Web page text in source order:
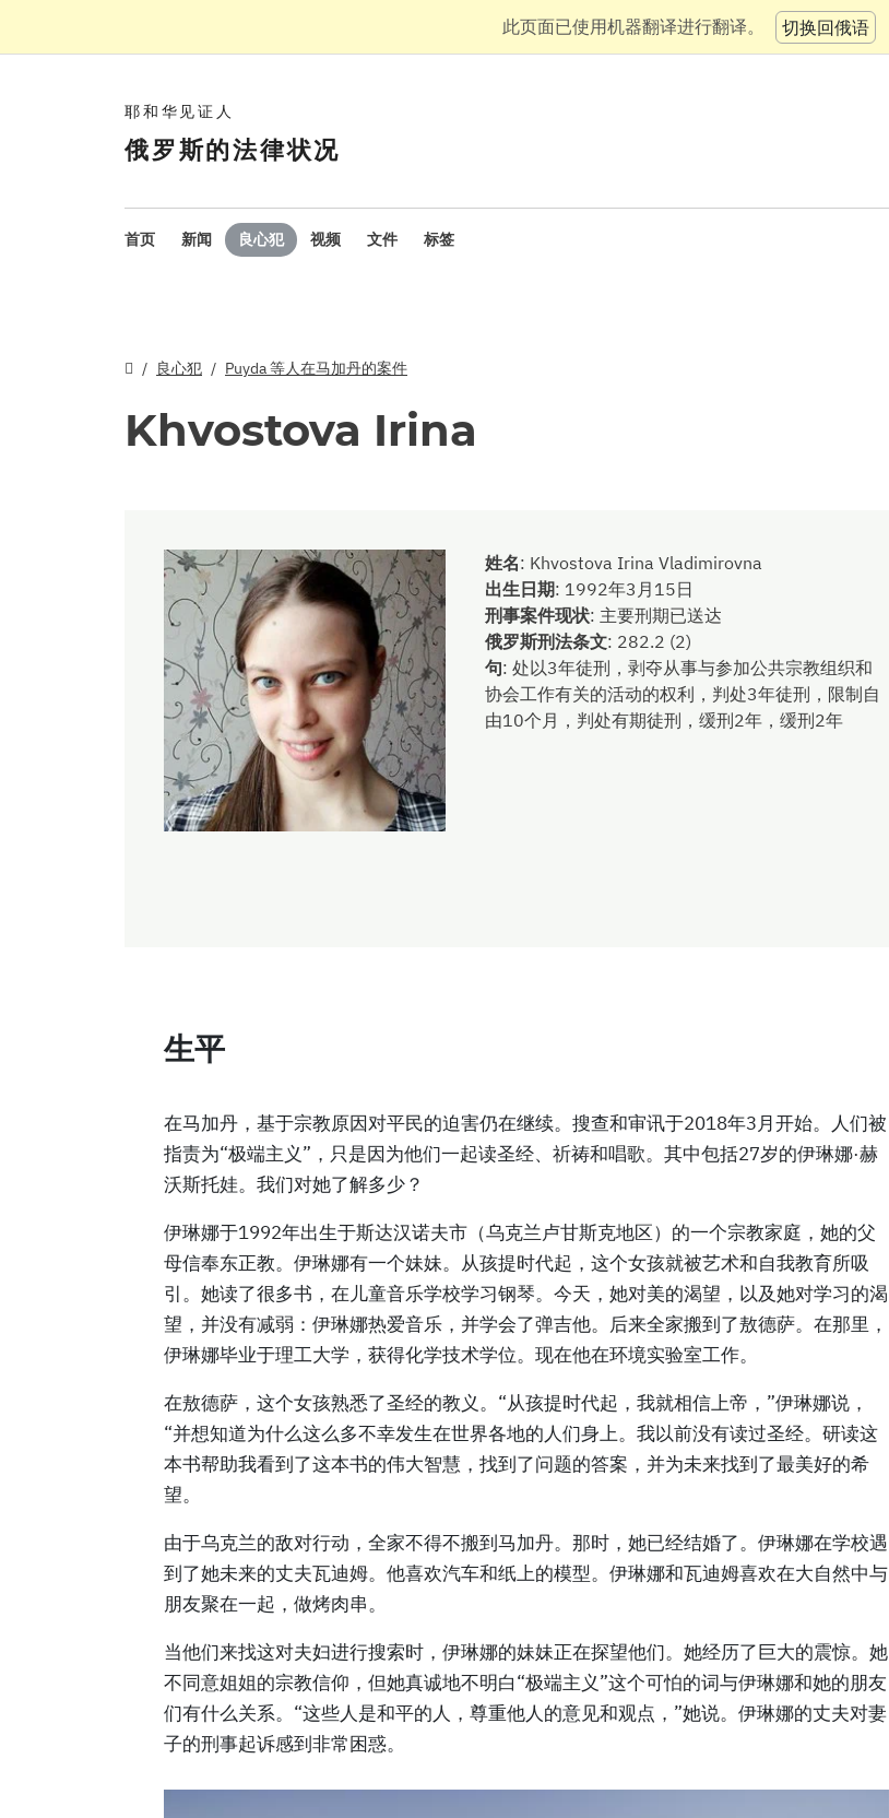
此页面已使用机器翻译进行翻译。 切换回俄语
耶和华见证人
俄罗斯的法律状况
首页 新闻 良心犯 视频 文件 标签
良心犯 Puyda 等人在马加丹的案件
Khvostova Irina
姓名: Khvostova Irina Vladimirovna
出生日期: 1992年3月15日
刑事案件现状: 主要刑期已送达
俄罗斯刑法条文: 282.2 (2)
句:处以3年徒刑，剥夺从事与参加公共宗教组织和
协会工作有关的活动的权利，判处3年徒刑，限制自
由10个月，判处有期徒刑，缓刑2年，缓刑2年
生平
在马加丹，基于宗教原因对平民的迫害仍在继续。搜查和审讯于2018年3月开始。人们被
指责为“极端主义”，只是因为他们一起读圣经、祈祷和唱歌。其中包括27岁的伊琳娜·赫
沃斯托娃。我们对她了解多少？
伊琳娜于1992年出生于斯达汉诺夫市（乌克兰卢甘斯克地区）的一个宗教家庭，她的父
母信奉东正教。伊琳娜有一个妹妹。从孩提时代起，这个女孩就被艺术和自我教育所吸
引。她读了很多书，在儿童音乐学校学习钢琴。今天，她对美的渴望，以及她对学习的渴
望，并没有减弱：伊琳娜热爱音乐，并学会了弹吉他。后来全家搬到了敖德萨。在那里，
伊琳娜毕业于理工大学，获得化学技术学位。现在他在环境实验室工作。
在敖德萨，这个女孩熟悉了圣经的教义。“从孩提时代起，我就相信上帝，”伊琳娜说，
“并想知道为什么这么多不幸发生在世界各地的人们身上。我以前没有读过圣经。研读这
本书帮助我看到了这本书的伟大智慧，找到了问题的答案，并为未来找到了最美好的希
望。
由于乌克兰的敌对行动，全家不得不搬到马加丹。那时，她已经结婚了。伊琳娜在学校遇
到了她未来的丈夫瓦迪姆。他喜欢汽车和纸上的模型。伊琳娜和瓦迪姆喜欢在大自然中与
朋友聚在一起，做烤肉串。
当他们来找这对夫妇进行搜索时，伊琳娜的妹妹正在探望他们。她经历了巨大的震惊。她
不同意姐姐的宗教信仰，但她真诚地不明白“极端主义”这个可怕的词与伊琳娜和她的朋友
们有什么关系。“这些人是和平的人，尊重他人的意见和观点，”她说。伊琳娜的丈夫对妻
子的刑事起诉感到非常困惑。